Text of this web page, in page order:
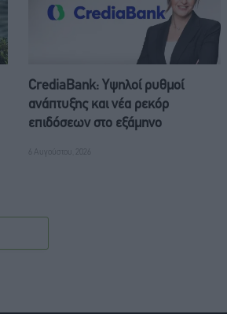
CrediaBank: Υψηλοί ρυθμοί
ανάπτυξης και νέα ρεκόρ
επιδόσεων στο εξάμηνο
6 Αυγούστου, 2026